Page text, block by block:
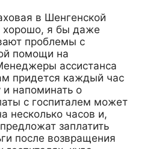
в Шенгенской
хорошо, я бы даже
проблемы с
помощи на
ассистанса
придется каждый час
и напоминать о
с госпиталем может
несколько часов и,
заплатить
после возвращения